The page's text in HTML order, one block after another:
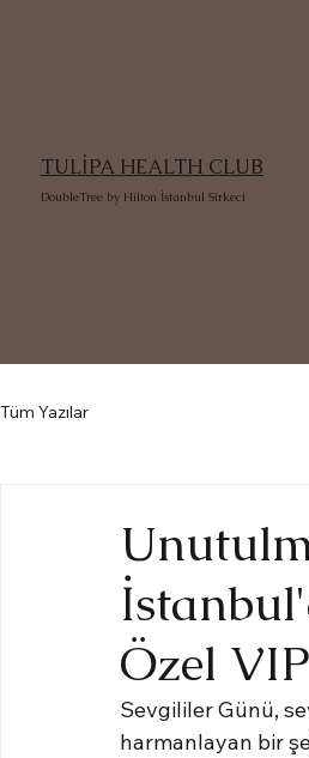
TULİPA HEALTH CLUB
DoubleTree by Hilton İstanbul Sirkeci
Tüm Yazılar
Özel
Sevgililer Günü,
harmanlayan bir